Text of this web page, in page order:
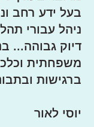
בעל ידע רחב
ניהל עבורי
דיוק גבוהה...
משפחתית
ברגישות
יוסי לאור